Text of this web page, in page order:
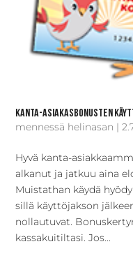
Kanta-asiakasbonusten
mennessä helinasan |
Hyvä kanta-
alkanut ja jatkuu aina
Muistathan käydä
sillä käyttöjakson
nollautuvat.
kassakuitiltasi. Jos...